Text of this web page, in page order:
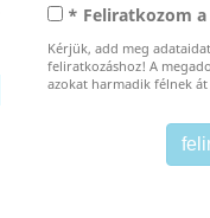
* Feliratkozom
Kérjük, add meg
feliratkozáshoz! A
azokat harmadik félnek